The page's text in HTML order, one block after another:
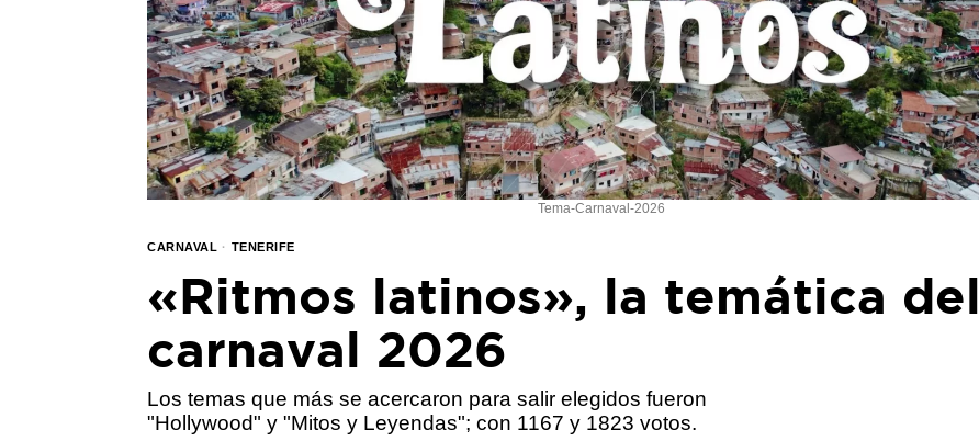
Tema-Carnaval-2026
CARNAVAL · TENERIFE
«Ritmos latinos», la temática del
carnaval 2026
Los temas que más se acercaron para salir elegidos fueron
"Hollywood" y "Mitos y Leyendas"; con 1167 y 1823 votos.